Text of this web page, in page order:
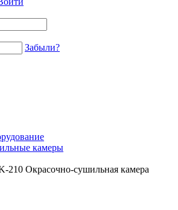
Забыли?
камеры
210 Окрасочно-сушильная камера